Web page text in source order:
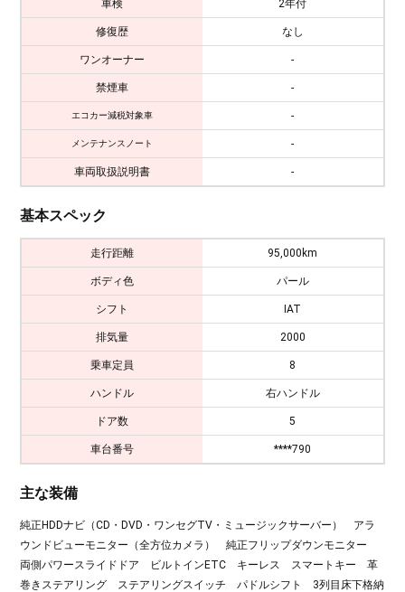
車検 2年付
修復歴 なし
ワンオーナー -
禁煙車 -
エコカー減税対象車 -
メンテナンスノート -
車両取扱説明書 -
基本スペック
走行距離 95,000km
ボディ色 パール
シフト IAT
排気量 2000
乗車定員 8
ハンドル 右ハンドル
ドア数 5
車台番号 ****790
主な装備
純正HDDナビ（CD・DVD・ワンセグTV・ミュージックサーバー） アラ
ウンドビューモニター（全方位カメラ） 純正フリップダウンモニター
両側パワースライドドア ビルトインETC キーレス スマートキー 革
巻きステアリング ステアリングスイッチ パドルシフト 3列目床下格納